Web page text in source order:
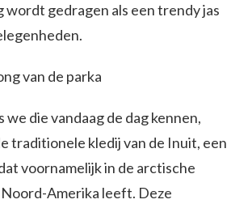
gedragen als een trendy jas
van de parka
we die vandaag de dag kennen,
traditionele kledij van de Inuit, een
voornamelijk in de arctische
Amerika leeft. Deze